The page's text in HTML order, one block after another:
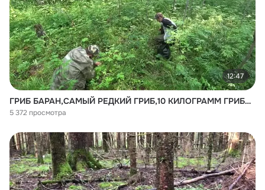
12:47
ГРИБ БАРАН,САМЫЙ РЕДКИЙ ГРИБ,10 КИЛОГРАММ ГРИБОВ (1)
5 372 просмотра